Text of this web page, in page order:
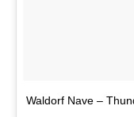
Waldorf Nave –